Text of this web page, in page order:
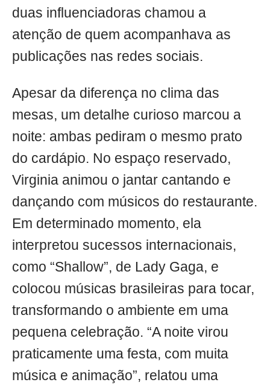
duas influenciadoras chamou a
atenção de quem acompanhava as
publicações nas redes sociais.
Apesar da diferença no clima das
mesas, um detalhe curioso marcou a
noite: ambas pediram o mesmo prato
do cardápio. No espaço reservado,
Virginia animou o jantar cantando e
dançando com músicos do restaurante.
Em determinado momento, ela
interpretou sucessos internacionais,
como “Shallow”, de Lady Gaga, e
colocou músicas brasileiras para tocar,
transformando o ambiente em uma
pequena celebração. “A noite virou
praticamente uma festa, com muita
música e animação”, relatou uma